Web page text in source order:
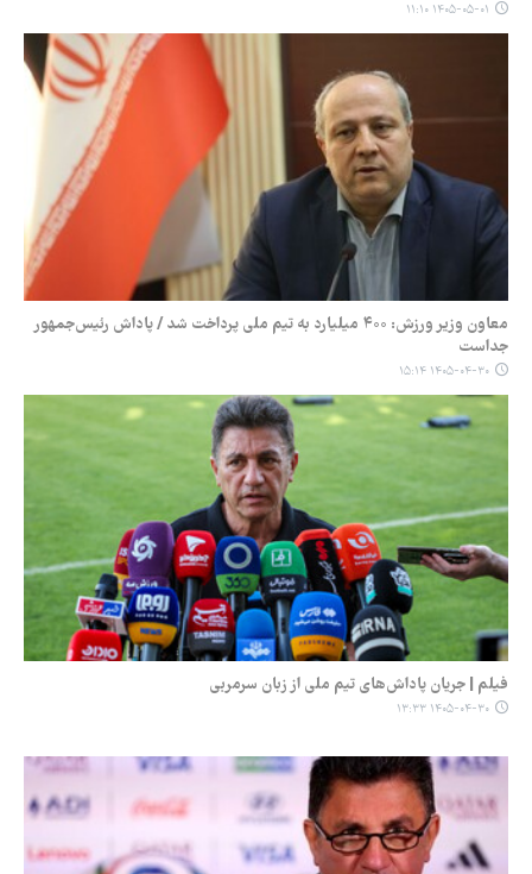
۱۴۰۵-۰۵-۰۱ ۱۱:۱۰
معاون وزیر ورزش: ۴۰۰ میلیارد به تیم ملی پرداخت شد / پاداش رئیس‌جمهور
جداست
۱۴۰۵-۰۴-۳۰ ۱۵:۱۴
فیلم | جریان پاداش‌های تیم ملی از زبان سرمربی
۱۴۰۵-۰۴-۳۰ ۱۳:۳۳